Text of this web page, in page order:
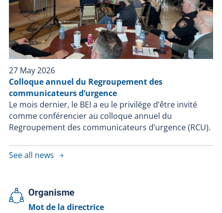
27 May 2026
Colloque annuel du Regroupement des
communicateurs d’urgence
Le mois dernier, le BEI a eu le privilège d’être invité
comme conférencier au colloque annuel du
Regroupement des communicateurs d’urgence (RCU).
See all news
Organisme
Mot de la directrice